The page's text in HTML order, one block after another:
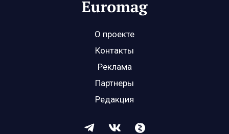
О проекте
Контакты
Реклама
Партнеры
Редакция